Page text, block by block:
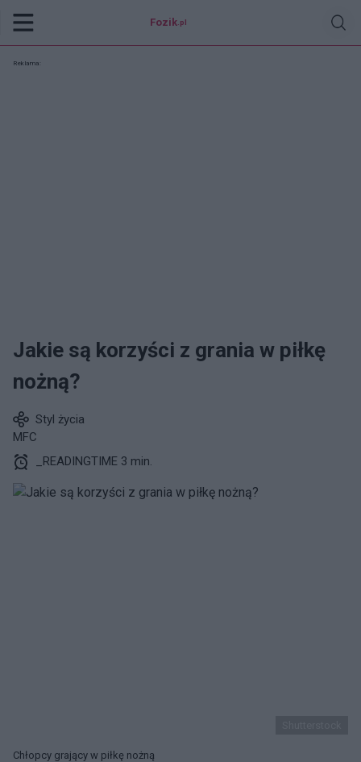
Fozik .pl
Reklama:
Jakie są korzyści z grania w piłkę
nożną?
Styl życia
MFC
_READINGTIME 3 min.
Chłopcy grający w piłkę nożną